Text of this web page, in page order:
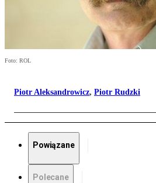
Foto: ROL
Piotr Aleksandrowicz, Piotr Rudzki
Powiązane
Polecane